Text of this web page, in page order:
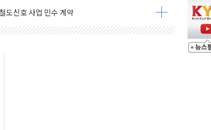
명…누적 사망자 23명·가축 83만마리 폐사
고 퀵커머스 확대
조롱 "쇼외교...더 이상 필요 없다"
치' …경품·할인 혜택 풍성
잭뷰티 페스타'…최대 91% 할인
서 '팔도음식대전'